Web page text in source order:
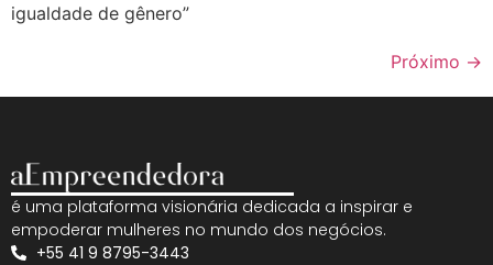
igualdade de gênero”
Próximo →
é uma plataforma visionária dedicada a inspirar e
empoderar mulheres no mundo dos negócios.
+55 41 9 8795-3443